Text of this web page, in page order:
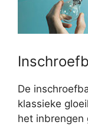
De
klassieke
het inbrengen